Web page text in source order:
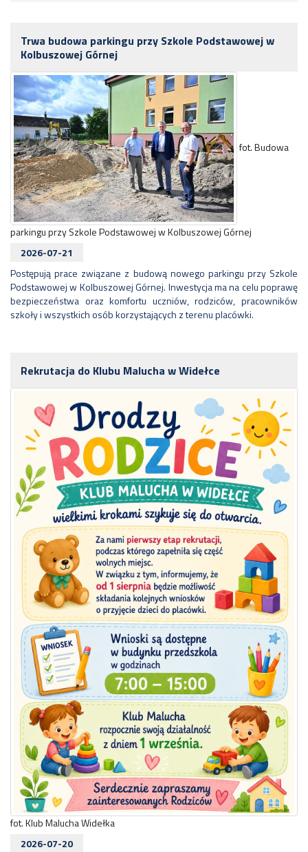
Trwa budowa parkingu przy Szkole Podstawowej w
Kolbuszowej Górnej
fot. Budowa
parkingu przy Szkole Podstawowej w Kolbuszowej Górnej
2026-07-21
Postępują prace związane z budową nowego parkingu przy Szkole
Podstawowej w Kolbuszowej Górnej. Inwestycja ma na celu poprawę
bezpieczeństwa oraz komfortu uczniów, rodziców, pracowników
szkoły i wszystkich osób korzystających z terenu placówki.
Rekrutacja do Klubu Malucha w Widełce
fot. Klub Malucha Widełka
2026-07-20